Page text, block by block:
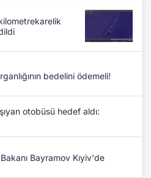
kilometrekarelik
bedelini ödemeli!
otobüsü hedef aldı:
Bayramov Kıyiv'de